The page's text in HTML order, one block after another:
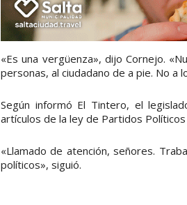
«Es una vergüenza», dijo Cornejo.
personas, al ciudadano de a pie. No a
Según informó El Tintero, el
artículos de la ley de Partidos
«Llamado de atención, señores.
políticos», siguió.